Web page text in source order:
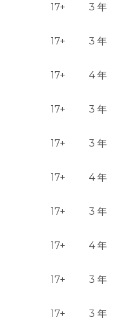
17+ 3 年
17+ 3 年
17+ 4 年
17+ 3 年
17+ 3 年
17+ 4 年
17+ 3 年
17+ 4 年
17+ 3 年
17+ 3 年